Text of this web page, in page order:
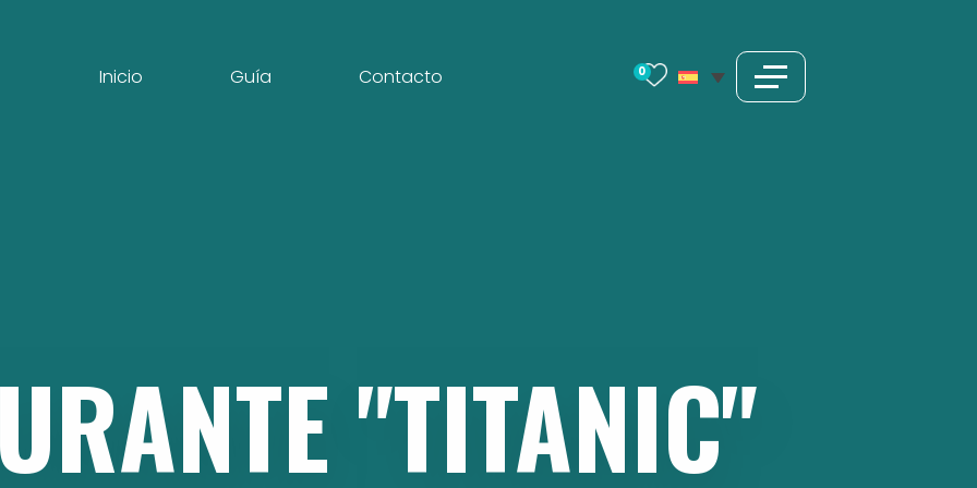
Inicio Guía Contacto 0
"TITANIC"